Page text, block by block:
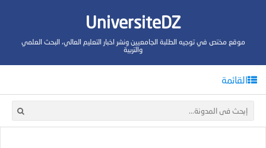
UniversiteDZ
موقع مختص في توجيه الطلبة الجامعيين ونشر اخبار التعليم العالي، البحث العلمي
والتربية
القائمة